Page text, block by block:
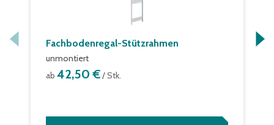
Fachbodenregal-Stützrahmen
unmontiert
ab 42,50 €/ Stk.